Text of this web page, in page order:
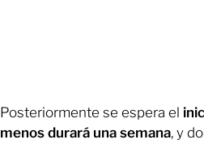
Posteriormente se espera el
menos durará una semana, y